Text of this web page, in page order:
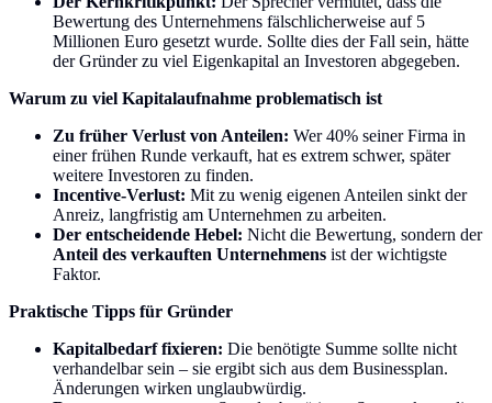
Bewertung des Unternehmens fälschlicherweise auf 5
Millionen Euro gesetzt wurde. Sollte dies der Fall sein, hätte
der Gründer zu viel Eigenkapital an Investoren abgegeben.
Warum zu viel Kapitalaufnahme problematisch ist
Zu früher Verlust von Anteilen: Wer 40% seiner Firma in
einer frühen Runde verkauft, hat es extrem schwer, später
weitere Investoren zu finden.
Incentive-Verlust: Mit zu wenig eigenen Anteilen sinkt der
Anreiz, langfristig am Unternehmen zu arbeiten.
Der entscheidende Hebel: Nicht die Bewertung, sondern der
Anteil des verkauften Unternehmens ist der wichtigste
Faktor.
Praktische Tipps für Gründer
Kapitalbedarf fixieren: Die benötigte Summe sollte nicht
verhandelbar sein – sie ergibt sich aus dem Businessplan.
Änderungen wirken unglaubwürdig.